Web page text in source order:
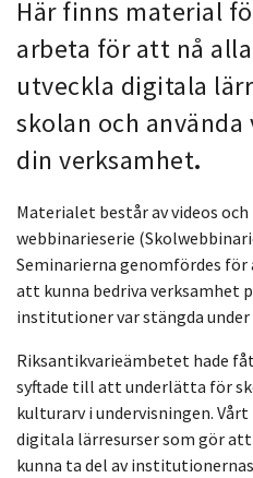
Här finns material
arbeta för att nå
utveckla digitala
skolan och
din verksamhet.
Materialet består av videos
webbinarieserie
Seminarierna genomfördes
att kunna bedriva verksamhet
institutioner var stängda under
Riksantikvarieämbetet hade
syftade till att underlätta för
kulturarv i undervisningen.
digitala lärresurser som gör
kunna ta del av